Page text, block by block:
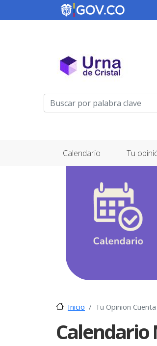
Menú de cuenta de
Calendario
Tu
Inicio Tu Opinion Cuenta
Calendario